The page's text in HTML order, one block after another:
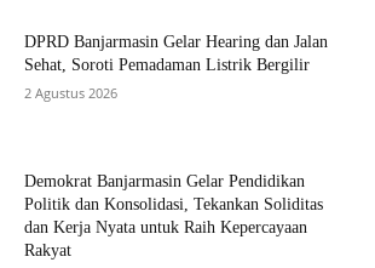
DPRD Banjarmasin Gelar Hearing dan Jalan
Sehat, Soroti Pemadaman Listrik Bergilir
2 Agustus 2026
Demokrat Banjarmasin Gelar Pendidikan
Politik dan Konsolidasi, Tekankan Soliditas
dan Kerja Nyata untuk Raih Kepercayaan
Rakyat